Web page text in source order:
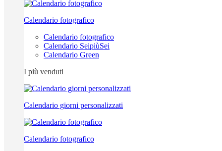
Calendario fotografico
Calendario fotografico
Calendario SeipiùSei
Calendario Green
I più venduti
Calendario giorni personalizzati
Calendario fotografico